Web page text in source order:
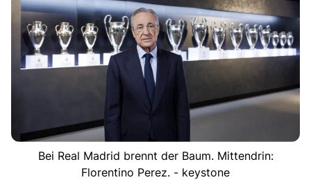
Bei Real Madrid brennt der Baum. Mittendrin:
Florentino Perez. - keystone